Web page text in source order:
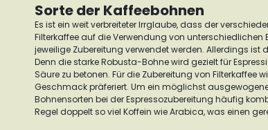
Sorte der Kaffeebohnen
Es ist ein weit verbreiteter Irrglaube, dass der
Filterkaffee auf die Verwendung von unterschiedlichen
jeweilige Zubereitung verwendet werden. Allerdings ist
Denn die starke Robusta-Bohne wird gezielt für
Säure zu betonen. Für die Zubereitung von Filterkaffee
Geschmack präferiert. Um ein möglichst
Bohnensorten bei der Espressozubereitung häufig
Regel doppelt so viel Koffein wie Arabica, was einen